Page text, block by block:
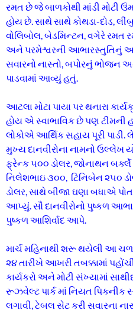
રમત છે જે બાળકોથી માંડી મોટી
હોય છે. સાથે સાથે કોથડા-દોડ,
વોલિબોલ, બેડમિન્ટન, વગેરે રમત
અને પરમેશ્વરની આભારસ્તુતિનું
સવારનો નાસ્તો, બપોરનું ભોજન
પાડવામાં આવ્યું હતું.
આટલા મોટા પાયા પર થનારા
હોય એ સ્વાભાવિક છે પણ ટીમની
લોકોએ આર્થિક સહાય પૂરી પાડી.
મુખ્ય દાનવીરોના નામનો ઉલ્લેખ
ફ્રેન્ક ૫૦૦ ડોલર, જોનાથન બર્ક્લે
નિલેશભાઇ ૩૦૦, ટિનિબેન ૨૫૦
ડોલર, સાથે બીજા ઘણા બધાએ
આપ્યું. સૌ દાનવીરોનો પુષ્કળ
પુષ્કળ આશિર્વાદ આપે.
માર્ચ મહિનાથી શરૂ થયેલી આ
૨૪ તારીખે આખરી તબક્કામાં
કાર્યકરો અને મોટી સંખ્યામાં
રૂઝવેલ્ટ પાર્ક માં નિયત
લગાવી, ટેબલ સેટ કરી સવારના